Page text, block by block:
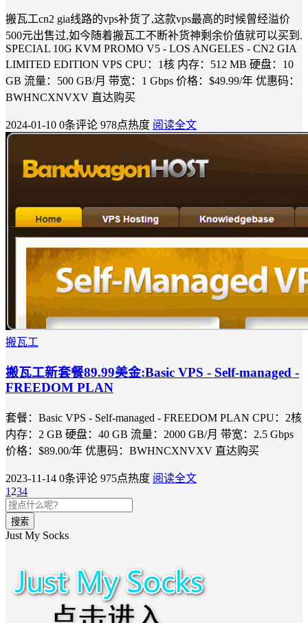
搬瓦工cn2 gia线路的vps补货了,这款vps最高的时候曾经溢价
500元出售过,如今随着搬瓦工不断补货神剩余价值就可以买到.
SPECIAL 10G KVM PROMO V5 - LOS ANGELES - CN2 GIA
LIMITED EDITION VPS CPU：1核 内存：512 MB 硬盘：10
GB 流量：500 GB/月 带宽：1 Gbps 价格：$49.99/年 优惠码：
BWHNCXNVXV 直达购买
2024-01-10 0条评论 978点热度 阅读全文
搬瓦工
搬瓦工新套餐89.99美金:Basic VPS - Self-managed -
FREEDOM PLAN
套餐：Basic VPS - Self-managed - FREEDOM PLAN CPU：2核
内存：2 GB 硬盘：40 GB 流量：2000 GB/月 带宽：2.5 Gbps
价格：$89.00/年 优惠码：BWHNCXNVXV 直达购买
2023-11-14 0条评论 975点热度 阅读全文
1 234
搜索
Just My Socks